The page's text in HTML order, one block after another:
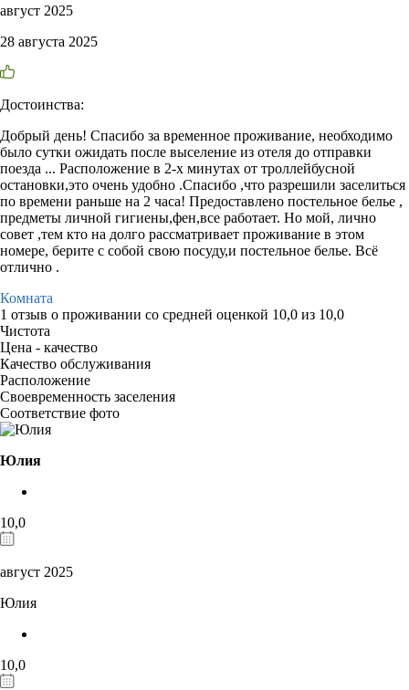
август 2025
28 августа 2025
Достоинства:
Добрый день! Спасибо за временное проживание, необходимо
было сутки ожидать после выселение из отеля до отправки
поезда ... Расположение в 2-х минутах от троллейбусной
остановки,это очень удобно .Спасибо ,что разрешили заселиться
по времени раньше на 2 часа! Предоставлено постельное белье ,
предметы личной гигиены,фен,все работает. Но мой, лично
совет ,тем кто на долго рассматривает проживание в этом
номере, берите с собой свою посуду,и постельное белье. Всё
отлично .
Комната
1 отзыв о проживании со средней оценкой 10,0 из 10,0
Чистота
Цена - качество
Качество обслуживания
Расположение
Своевременность заселения
Соответствие фото
Юлия
10,0
август 2025
Юлия
10,0